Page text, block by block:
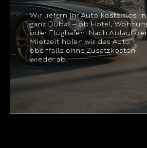
Wir liefern Ihr Auto kostenlos in
ganz Dubai – ob Hotel,
oder Flughafen. Nach Ablauf der
Mietzeit holen wir das Auto
ebenfalls ohne Zusatzkosten
wieder ab.